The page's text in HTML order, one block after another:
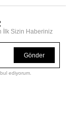
İlk Sizin Haberiniz
Gönder
ediyorum.